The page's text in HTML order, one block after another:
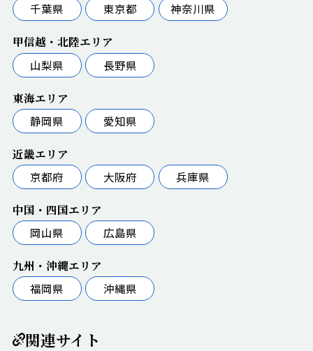
千葉県
東京都 神奈川県
甲信越・北陸エリア
山梨県
長野県
東海エリア
静岡県
愛知県
近畿エリア
京都府
大阪府 兵庫県
中国・四国エリア
岡山県
広島県
九州・沖縄エリア
福岡県
沖縄県
関連サイト